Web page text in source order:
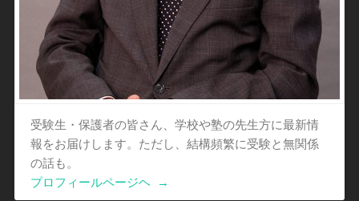
受験生・保護者の皆さん、学校や塾の先生方に最新情
報をお届けします。ただし、結構頻繁に受験と無関係
の話も。
プロフィールページヘ
→